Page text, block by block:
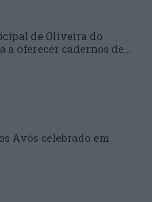
de Oliveira do
oferecer cadernos de...
Avós celebrado em